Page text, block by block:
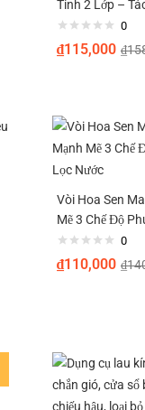
Tinh 2 Lớp –
Minh, Chống0
₫115,000 ₫
Vòi Hoa Sen
Mẽ 3 Chế Độ
Nước
0
₫110,000 ₫